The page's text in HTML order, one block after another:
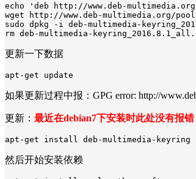
echo 'deb http://www.deb-
wget http://www.deb-multimedia.org/
sudo dpkg -i deb-multimedia-
更新一下数据
如果更新过程中报：GPG error: http://
更新： 最近在debian7下安装时此处没有报
然后开始安装依赖